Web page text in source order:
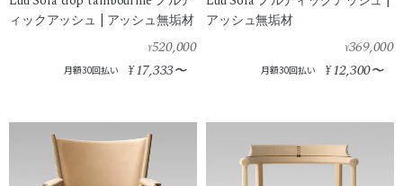
ィックアッシュ | アッシュ無垢材
¥520,000
月額30回払い ¥17,333〜
アッシュ無垢材
¥369,000
月額30回払い ¥12,300〜